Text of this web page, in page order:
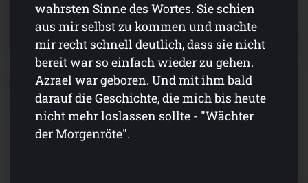
wahrsten Sinne des Wortes. Sie schien
aus mir selbst zu kommen und machte
mir recht schnell deutlich, dass sie nicht
bereit war so einfach wieder zu gehen.
Azrael war geboren. Und mit ihm bald
darauf die Geschichte, die mich bis heute
nicht mehr loslassen sollte - "Wächter
der Morgenröte".